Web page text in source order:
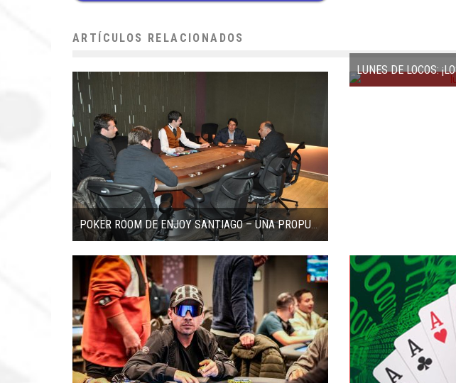
ARTÍCULOS RELACIONADOS
POKER ROOM DE ENJOY SANTIAGO – UNA PROPUESTA INTERESANTE